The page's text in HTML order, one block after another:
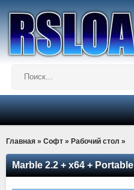
Главная » Софт » Рабочий стол »
Marble 2.2 + x64 + Portable